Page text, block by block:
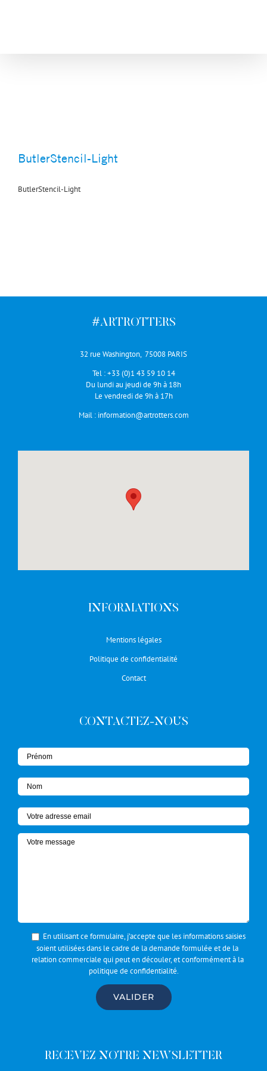
ButlerStencil-Light
ButlerStencil-Light
#ARTROTTERS
32 rue Washington, 75008 PARIS
Tel :+33 (0)1 43 59 10 14
Du lundi au jeudi de 9h à 18h
Le vendredi de 9h à 17h
Mail : information@artrotters.com
INFORMATIONS
Mentions légales
Politique de confidentialité
Contact
CONTACTEZ-NOUS
En utilisant ce formulaire, j’accepte que les informations saisies
soient utilisées dans le cadre de la demande formulée et de la
relation commerciale qui peut en découler, et conformément à la
politique de confidentialité.
RECEVEZ NOTRE NEWSLETTER